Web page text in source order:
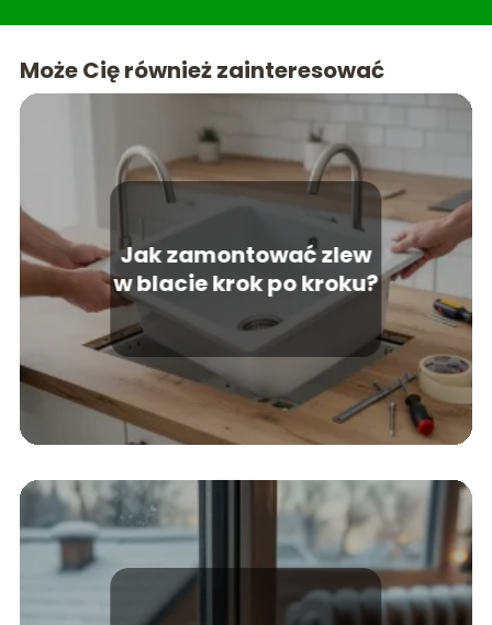
domu jeszcze przyjemniejszym. Teraso to miejsce,
idealne kompendium dla każdego miłośnika
pięknych i funkcjonalnych przestrzeni.
Może Cię również zainteresować
Jak zamontować zlew
w blacie krok po kroku?